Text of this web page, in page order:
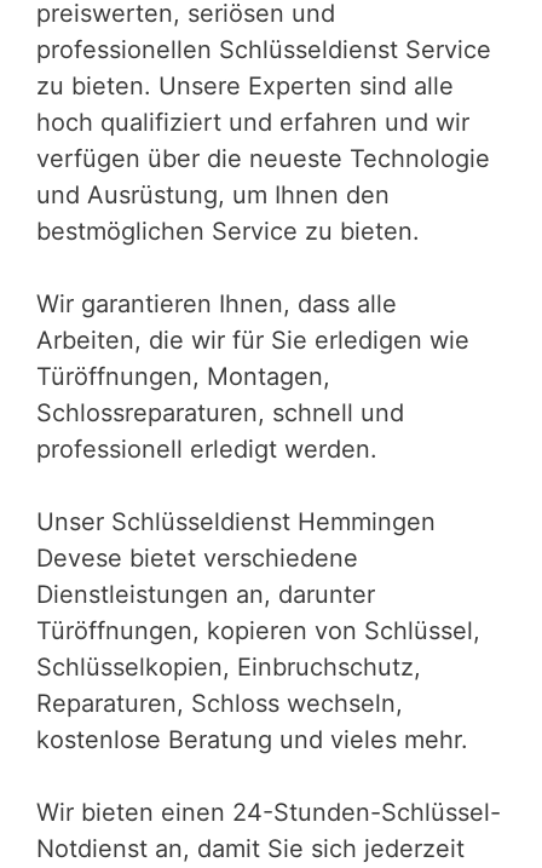
preiswerten, seriösen und
professionellen Schlüsseldienst Service
zu bieten. Unsere Experten sind alle
hoch qualifiziert und erfahren und wir
verfügen über die neueste Technologie
und Ausrüstung, um Ihnen den
bestmöglichen Service zu bieten.
Wir garantieren Ihnen, dass alle
Arbeiten, die wir für Sie erledigen wie
Türöffnungen, Montagen,
Schlossreparaturen, schnell und
professionell erledigt werden.
Unser Schlüsseldienst Hemmingen
Devese bietet verschiedene
Dienstleistungen an, darunter
Türöffnungen, kopieren von Schlüssel,
Schlüsselkopien, Einbruchschutz,
Reparaturen, Schloss wechseln,
kostenlose Beratung und vieles mehr.
Wir bieten einen 24-Stunden-Schlüssel-
Notdienst an, damit Sie sich jederzeit